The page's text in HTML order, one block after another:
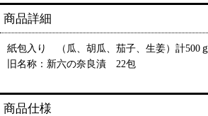
商品詳細
紙包入り （瓜、胡瓜、茄子、生姜）計500ｇ
旧名称：新六の奈良漬 22包
商品仕様